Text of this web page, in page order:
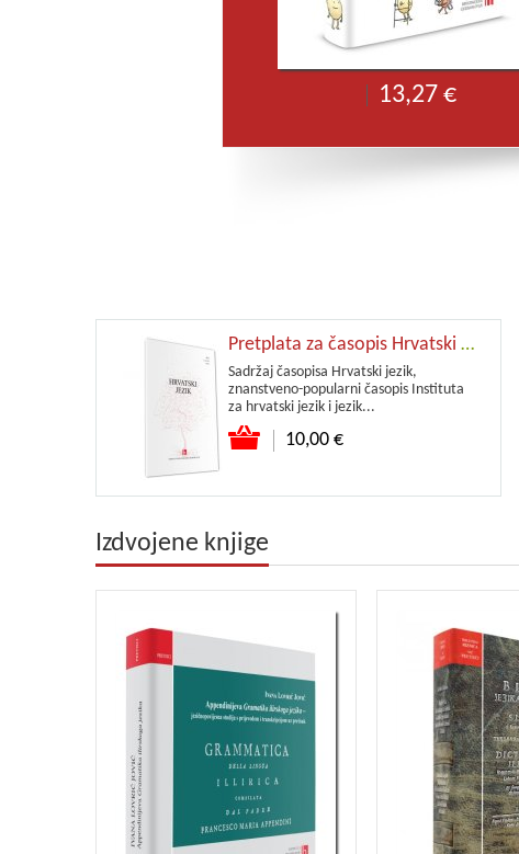
13,27 €
Pretplata za časopis Hrvatski jezik
Sadržaj časopisa Hrvatski jezik,
znanstveno-popularni časopis Instituta
za hrvatski jezik i jezik...
10,00 €
Izdvojene knjige